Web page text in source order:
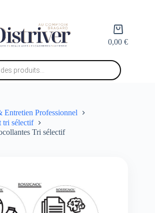
Panier
d’achat
0,00€
Entretien Professionnel
tri sélectif
Tri sélectif